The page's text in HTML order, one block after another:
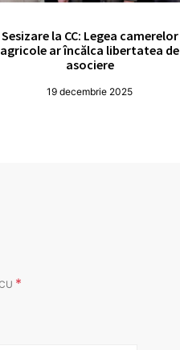
Sesizare la CC: Legea camerelor
agricole ar încălca libertatea de
asociere
19 decembrie 2025
*